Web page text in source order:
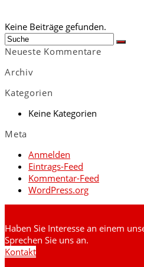
Keine Beiträge gefunden.
Suche
OK
Neueste Kommentare
Archiv
Kategorien
Keine Kategorien
Meta
Anmelden
Eintrags-Feed
Kommentar-Feed
WordPress.org
Haben Sie Interesse an einem
Sprechen Sie uns an.
Kontakt